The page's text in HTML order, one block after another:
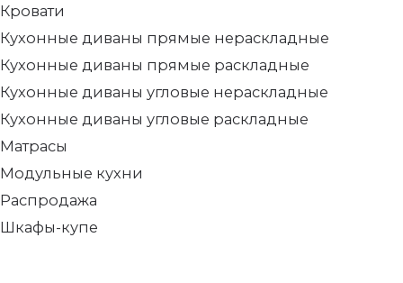
Кровати
Кухонные диваны прямые нераскладные
Кухонные диваны прямые раскладные
Кухонные диваны угловые нераскладные
Кухонные диваны угловые раскладные
Матрасы
Модульные кухни
Распродажа
Шкафы-купе